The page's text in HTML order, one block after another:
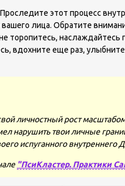
этот процесс
лица. Обратите
торопитесь, наслаждайтесь
вдохните еще раз,
личностный рост
нарушить твои личные
испуганного внутреннего
"ПсиКластер. Практики